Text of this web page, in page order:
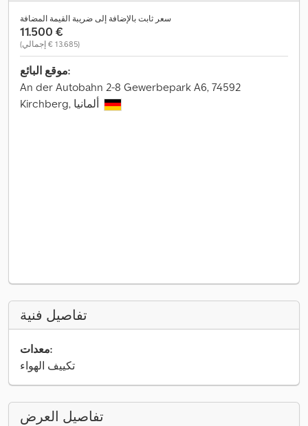
سعر ثابت بالإضافة إلى ضريبة القيمة المضافة
‏11.500 €
(‏13.685 € إجمالي)
موقع البائع:
An der Autobahn 2-8 Gewerbepark A6, 74592
تفاصيل فنية
معدات:
تكييف الهواء
تفاصيل العرض